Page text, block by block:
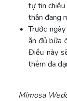
tự tin chiều
thân đang
Trước
ăn đủ bữa
Điều này
thêm đa
Mimosa